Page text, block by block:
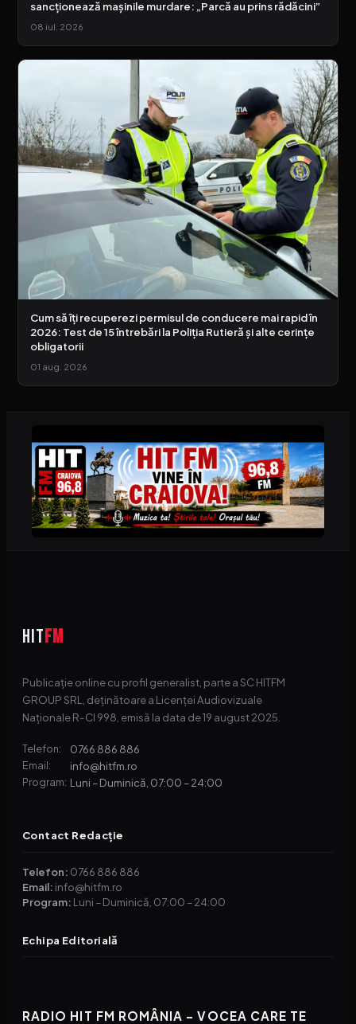
sancționează mașinile murdare: „Parcă au prins rădăcini”
08 iul. 2026
Cum să îți recuperezi permisul de conducere mai rapid în
2026: Test de 15 întrebări la Poliția Rutieră și alte cerințe
obligatorii
01 aug. 2026
HITFM
Publicație online cu profil generalist, parte a SC HITFM
GROUP SRL, deținătoare a Licenței Audiovizuale
Naționale R-CI 998, emisă la data de 19 august 2025.
Telefon: 0766 886 886
Email: info@hitfm.ro
Program: Luni – Duminică, 07:00 – 24:00
Contact Redacție
Telefon: 0766 886 886
Email: info@hitfm.ro
Program: Luni – Duminică, 07:00 – 24:00
Echipa Editorială
RADIO HIT FM ROMÂNIA – VOCEA CARE TE